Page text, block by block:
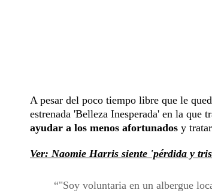
A pesar del poco tiempo libre que le
estrenada 'Belleza Inesperada' en la que
ayudar a los menos afortunados y
Ver: Naomie Harris siente 'pérdida y
"Soy voluntaria en un albergue